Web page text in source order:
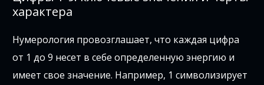
характера
Нумерология провозглашает, что каждая цифра
от 1 до 9 несет в себе определенную энергию и
имеет свое значение. Например, 1 символизирует